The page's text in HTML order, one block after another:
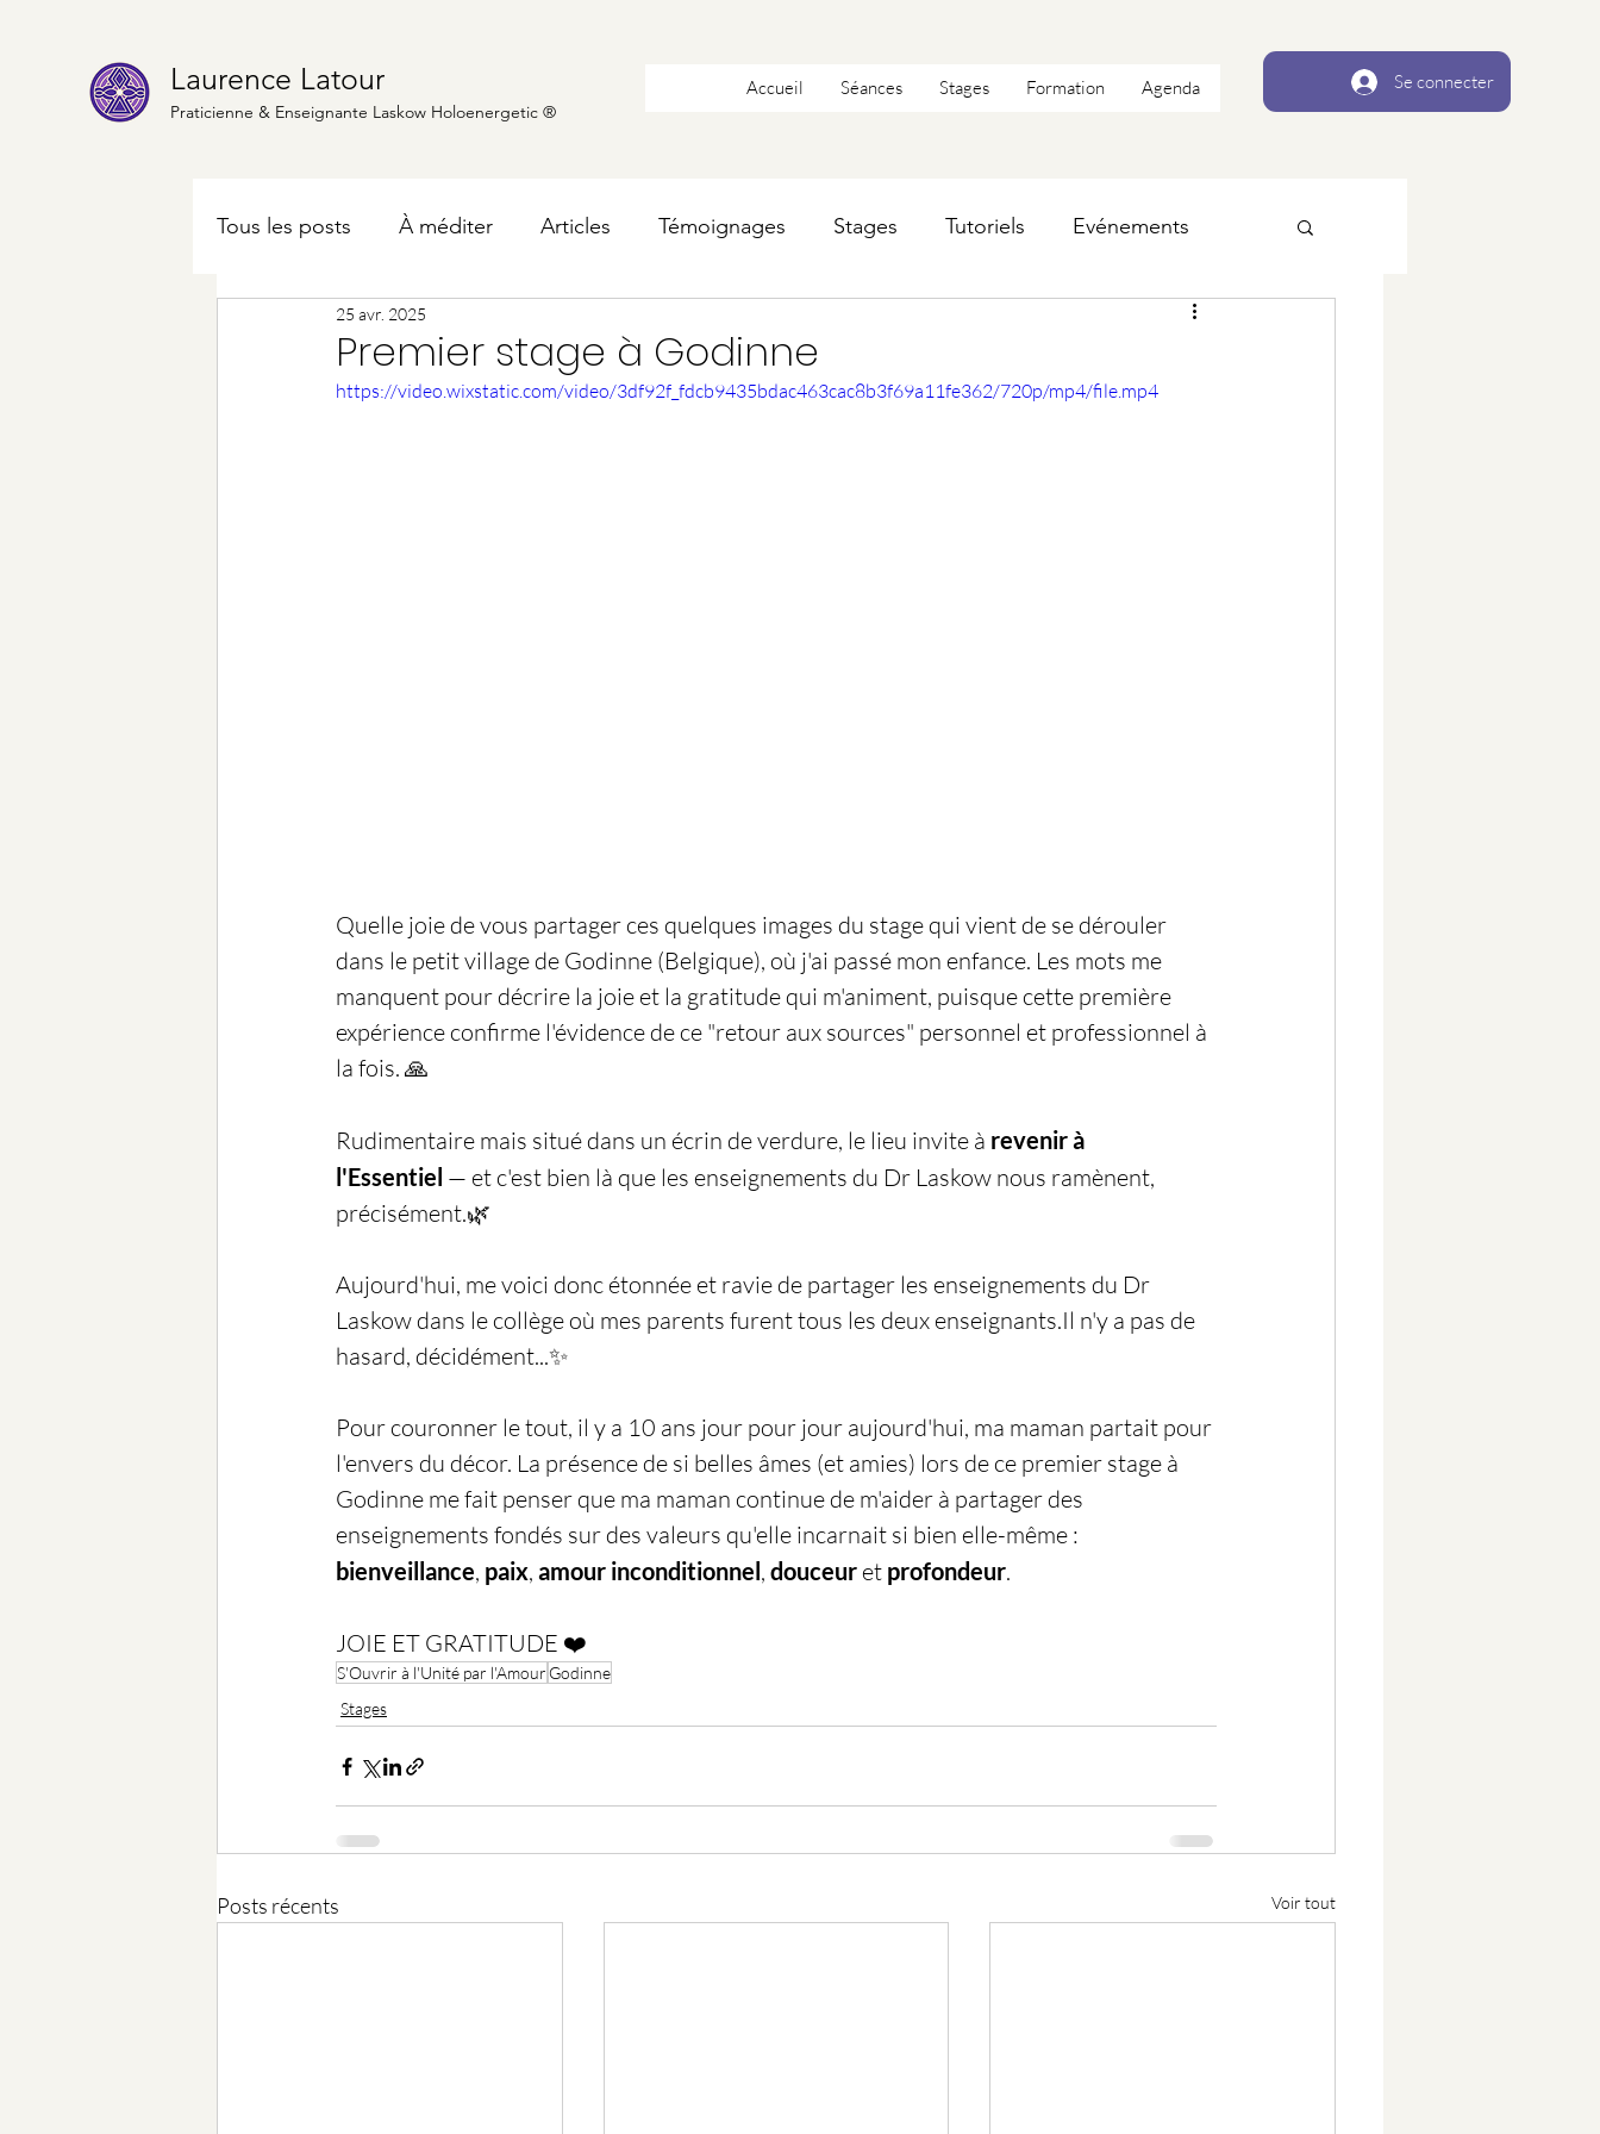
Laurence Latour
Praticienne & Enseignante Laskow Holoenergetic ®
Accueil Séances Stages Formation Agenda Se connecter
Tous les posts À méditer Articles Témoignages Stages Tutoriels Evénements
Premier stage à Godinne
25 avr. 2025
https://video.wixstatic.com/video/3df92f_fdcb9435bdac463cac8b3f69a11fe362/720p/mp4/file.mp4
Quelle joie de vous partager ces quelques images du stage qui vient de se dérouler
dans le petit village de Godinne (Belgique), où j'ai passé mon enfance. Les mots me
manquent pour décrire la joie et la gratitude qui m'animent, puisque cette première
expérience confirme l'évidence de ce "retour aux sources" personnel et professionnel à
la fois. 🙏
Rudimentaire mais situé dans un écrin de verdure, le lieu invite à revenir à
l'Essentiel — et c'est bien là que les enseignements du Dr Laskow nous ramènent,
précisément.🌿
Aujourd'hui, me voici donc étonnée et ravie de partager les enseignements du Dr
Laskow dans le collège où mes parents furent tous les deux enseignants.Il n'y a pas de
hasard, décidément...✨
Pour couronner le tout, il y a 10 ans jour pour jour aujourd'hui, ma maman partait pour
l'envers du décor. La présence de si belles âmes (et amies) lors de ce premier stage à
Godinne me fait penser que ma maman continue de m'aider à partager des
enseignements fondés sur des valeurs qu'elle incarnait si bien elle-même :
bienveillance, paix, amour inconditionnel, douceur et profondeur.
JOIE ET GRATITUDE ❤️
S'Ouvrir à l'Unité par l'Amour Godinne
Stages
Posts récents Voir tout